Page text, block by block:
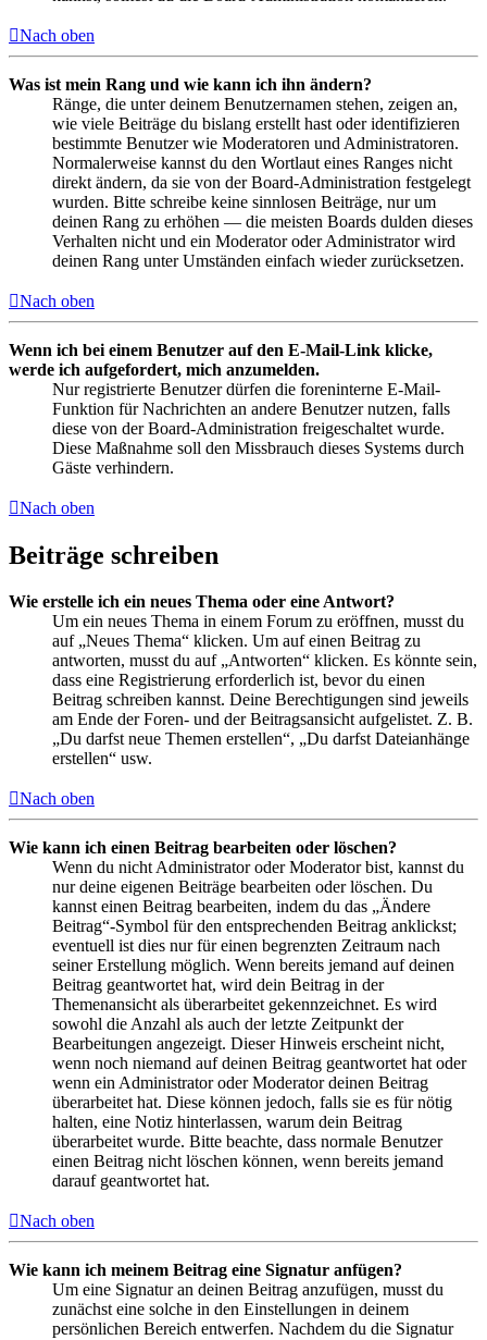
Nach oben
Was ist mein Rang und wie kann ich ihn ändern?
Ränge, die unter deinem Benutzernamen stehen, zeigen an,
wie viele Beiträge du bislang erstellt hast oder identifizieren
bestimmte Benutzer wie Moderatoren und Administratoren.
Normalerweise kannst du den Wortlaut eines Ranges nicht
direkt ändern, da sie von der Board-Administration festgelegt
wurden. Bitte schreibe keine sinnlosen Beiträge, nur um
deinen Rang zu erhöhen — die meisten Boards dulden dieses
Verhalten nicht und ein Moderator oder Administrator wird
deinen Rang unter Umständen einfach wieder zurücksetzen.
Nach oben
Wenn ich bei einem Benutzer auf den E-Mail-Link klicke,
werde ich aufgefordert, mich anzumelden.
Nur registrierte Benutzer dürfen die foreninterne E-Mail-
Funktion für Nachrichten an andere Benutzer nutzen, falls
diese von der Board-Administration freigeschaltet wurde.
Diese Maßnahme soll den Missbrauch dieses Systems durch
Gäste verhindern.
Nach oben
Beiträge schreiben
Wie erstelle ich ein neues Thema oder eine Antwort?
Um ein neues Thema in einem Forum zu eröffnen, musst du
auf „Neues Thema“ klicken. Um auf einen Beitrag zu
antworten, musst du auf „Antworten“ klicken. Es könnte sein,
dass eine Registrierung erforderlich ist, bevor du einen
Beitrag schreiben kannst. Deine Berechtigungen sind jeweils
am Ende der Foren- und der Beitragsansicht aufgelistet. Z. B.
„Du darfst neue Themen erstellen“, „Du darfst Dateianhänge
erstellen“ usw.
Nach oben
Wie kann ich einen Beitrag bearbeiten oder löschen?
Wenn du nicht Administrator oder Moderator bist, kannst du
nur deine eigenen Beiträge bearbeiten oder löschen. Du
kannst einen Beitrag bearbeiten, indem du das „Ändere
Beitrag“-Symbol für den entsprechenden Beitrag anklickst;
eventuell ist dies nur für einen begrenzten Zeitraum nach
seiner Erstellung möglich. Wenn bereits jemand auf deinen
Beitrag geantwortet hat, wird dein Beitrag in der
Themenansicht als überarbeitet gekennzeichnet. Es wird
sowohl die Anzahl als auch der letzte Zeitpunkt der
Bearbeitungen angezeigt. Dieser Hinweis erscheint nicht,
wenn noch niemand auf deinen Beitrag geantwortet hat oder
wenn ein Administrator oder Moderator deinen Beitrag
überarbeitet hat. Diese können jedoch, falls sie es für nötig
halten, eine Notiz hinterlassen, warum dein Beitrag
überarbeitet wurde. Bitte beachte, dass normale Benutzer
einen Beitrag nicht löschen können, wenn bereits jemand
darauf geantwortet hat.
Nach oben
Wie kann ich meinem Beitrag eine Signatur anfügen?
Um eine Signatur an deinen Beitrag anzufügen, musst du
zunächst eine solche in den Einstellungen in deinem
persönlichen Bereich entwerfen. Nachdem du die Signatur